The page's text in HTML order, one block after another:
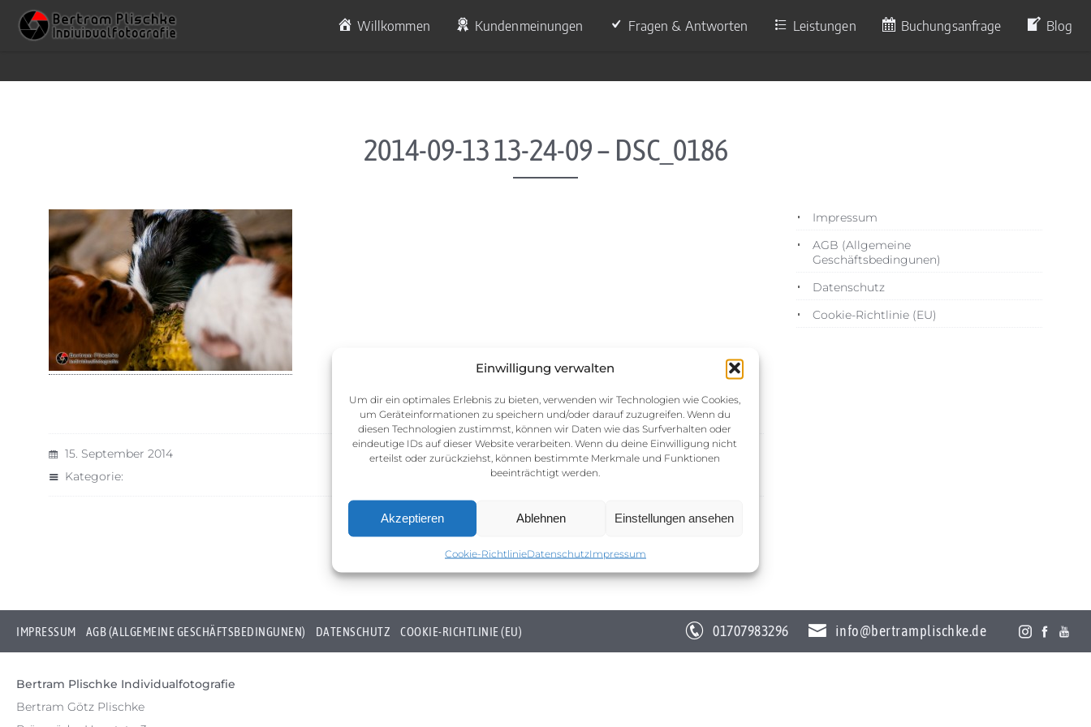
Einwilligung verwalten
Um dir ein optimales Erlebnis zu bieten, verwenden wir Technologien wie Cookies,
um Geräteinformationen zu speichern und/oder darauf zuzugreifen. Wenn du
diesen Technologien zustimmst, können wir Daten wie das Surfverhalten oder
eindeutige IDs auf dieser Website verarbeiten. Wenn du deine Einwilligung nicht
erteilst oder zurückziehst, können bestimmte Merkmale und Funktionen
beeinträchtigt werden.
Akzeptieren Ablehnen Einstellungen ansehen
Cookie-RichtlinieDatenschutzImpressum
Skip to content Willkommen Kundenmeinungen Fragen & Antworten Leistungen Buchungsanfrage Blog
2014-09-13 13-24-09 – DSC_0186
15. September 2014
Kategorie:
Impressum
AGB (Allgemeine
Geschäftsbedingunen)
Datenschutz
Cookie-Richtlinie (EU)
IMPRESSUM AGB (ALLGEMEINE GESCHÄFTSBEDINGUNEN) DATENSCHUTZ COOKIE-RICHTLINIE (EU) 01707983296 info@bertramplischke.de
Bertram Plischke Individualfotografie
Bertram Götz Plischke